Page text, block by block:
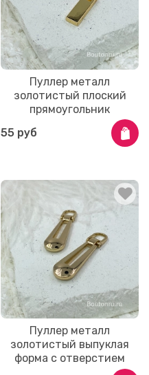
Пуллер металл
золотистый плоский
прямоугольник
55 руб
Пуллер металл
золотистый выпуклая
форма с отверстием